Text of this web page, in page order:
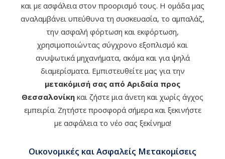
και με ασφάλεια στον προορισμό τους. Η ομάδα μας
αναλαμβάνει υπεύθυνα τη συσκευασία, το αμπαλάζ,
την ασφαλή φόρτωση και εκφόρτωση,
χρησιμοποιώντας σύγχρονο εξοπλισμό και
ανυψωτικά μηχανήματα, ακόμα και για ψηλά
διαμερίσματα. Εμπιστευθείτε μας για την
μετακόμισή σας από Αριδαία προς
Θεσσαλονίκη και ζήστε μια άνετη και χωρίς άγχος
εμπειρία. Ζητήστε προσφορά σήμερα και ξεκινήστε
με ασφάλεια το νέο σας ξεκίνημα!
Οικονομικές και Ασφαλείς Μετακομίσεις